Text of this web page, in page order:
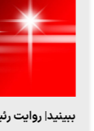
ببینید| روایت